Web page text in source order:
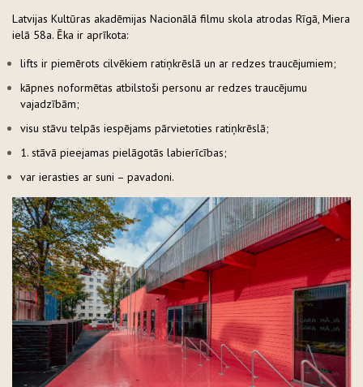
Latvijas Kultūras akadēmijas Nacionālā filmu skola atrodas Rīgā, Miera
ielā 58a. Ēka ir aprīkota:
lifts ir piemērots cilvēkiem ratiņkrēslā un ar redzes traucējumiem;
kāpnes noformētas atbilstoši personu ar redzes traucējumu
vajadzībām;
visu stāvu telpās iespējams pārvietoties ratiņkrēslā;
1. stāvā pieejamas pielāgotās labierīcības;
var ierasties ar suni – pavadoni.